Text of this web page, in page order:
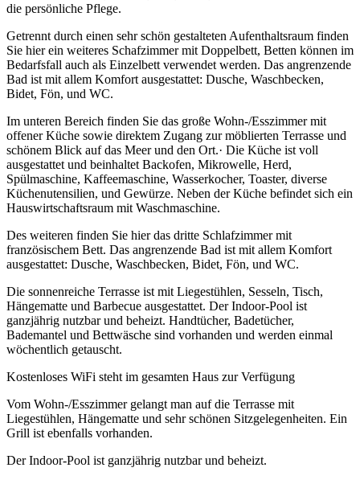
die persönliche Pflege.
Getrennt durch einen sehr schön gestalteten Aufenthaltsraum finden
Sie hier ein weiteres Schafzimmer mit Doppelbett, Betten können im
Bedarfsfall auch als Einzelbett verwendet werden. Das angrenzende
Bad ist mit allem Komfort ausgestattet: Dusche, Waschbecken,
Bidet, Fön, und WC.
Im unteren Bereich finden Sie das große Wohn-/Esszimmer mit
offener Küche sowie direktem Zugang zur möblierten Terrasse und
schönem Blick auf das Meer und den Ort.· Die Küche ist voll
ausgestattet und beinhaltet Backofen, Mikrowelle, Herd,
Spülmaschine, Kaffeemaschine, Wasserkocher, Toaster, diverse
Küchenutensilien, und Gewürze. Neben der Küche befindet sich ein
Hauswirtschaftsraum mit Waschmaschine.
Des weiteren finden Sie hier das dritte Schlafzimmer mit
französischem Bett. Das angrenzende Bad ist mit allem Komfort
ausgestattet: Dusche, Waschbecken, Bidet, Fön, und WC.
Die sonnenreiche Terrasse ist mit Liegestühlen, Sesseln, Tisch,
Hängematte und Barbecue ausgestattet. Der Indoor-Pool ist
ganzjährig nutzbar und beheizt. Handtücher, Badetücher,
Bademantel und Bettwäsche sind vorhanden und werden einmal
wöchentlich getauscht.
Kostenloses WiFi steht im gesamten Haus zur Verfügung
Vom Wohn-/Esszimmer gelangt man auf die Terrasse mit
Liegestühlen, Hängematte und sehr schönen Sitzgelegenheiten. Ein
Grill ist ebenfalls vorhanden.
Der Indoor-Pool ist ganzjährig nutzbar und beheizt.